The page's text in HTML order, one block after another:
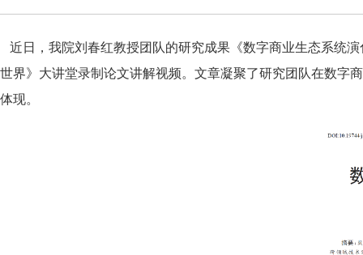
近日，我院刘春红教授团队的研究成果《数字商业生态系统
世界》大讲堂录制论文讲解视频。文章凝聚了研究团队在数字
体现。